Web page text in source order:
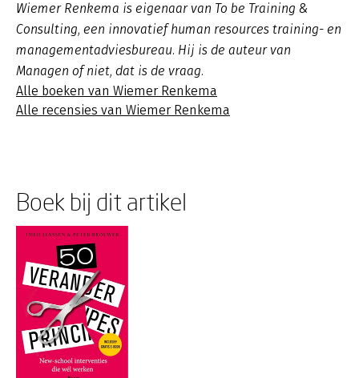
Wiemer Renkema is eigenaar van To be Training &
Consulting, een innovatief human resources training- en
managementadviesbureau. Hij is de auteur van
Managen of niet, dat is de vraag.
Alle boeken van Wiemer Renkema
Alle recensies van Wiemer Renkema
Boek bij dit artikel